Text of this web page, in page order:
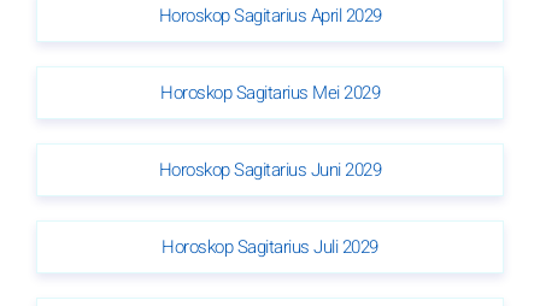
Horoskop Sagitarius April 2029
Horoskop Sagitarius Mei 2029
Horoskop Sagitarius Juni 2029
Horoskop Sagitarius Juli 2029